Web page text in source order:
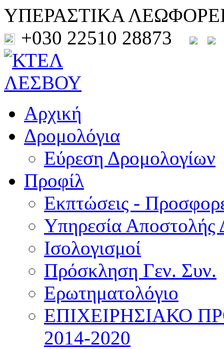
ΥΠΕΡΑΣΤΙΚΑ
+030 22510 28873
Αρχική
Δρομολόγια
Εύρεση Δρομολογίων
Προφίλ
Εκπτώσεις -
Υπηρεσία Αποστολής
Ισολογισμοί
Πρόσκληση Γεν. Συν.
Ερωτηματολόγιο
ΕΠΙΧΕΙΡΗΣΙΑΚΟ
2014-2020